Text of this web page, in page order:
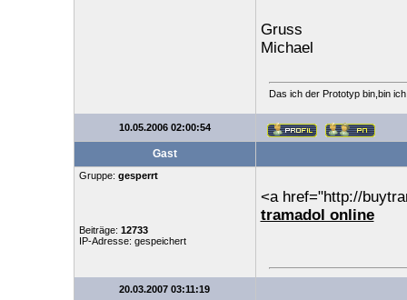
Gruss
Michael
Das ich der Prototyp bin,bin
10.05.2006 02:00:54
Gast
Gruppe: gesperrt
Beiträge: 12733
IP-Adresse: gespeichert
<a href="http://
tramadol online
20.03.2007 03:11:19